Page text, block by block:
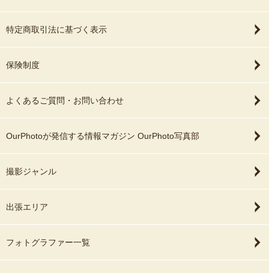
特定商取引法に基づく表示
保険制度
よくあるご質問・お問い合わせ
OurPhotoが発信する情報マガジン OurPhoto写真部
撮影ジャンル
出張エリア
フォトグラファー一覧